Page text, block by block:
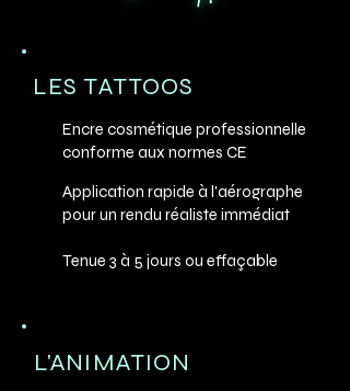
LES TATTOOS
Encre cosmétique professionnelle
conforme aux normes CE
Application rapide à l'aérographe
pour un rendu réaliste immédiat
Tenue 3 à 5 jours ou effaçable
L'ANIMATION